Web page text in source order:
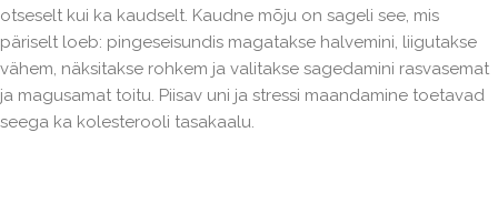
otseselt kui ka kaudselt. Kaudne mõju on sageli see, mis
päriselt loeb: pingeseisundis magatakse halvemini, liigutakse
vähem, näksitakse rohkem ja valitakse sagedamini rasvasemat
ja magusamat toitu. Piisav uni ja stressi maandamine toetavad
seega ka kolesterooli tasakaalu.